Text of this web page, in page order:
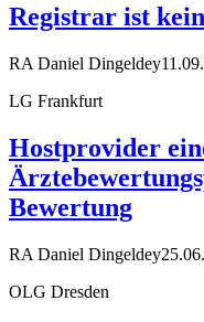
Registrar ist
RA Daniel Dingeldey
LG Frankfurt
Hostprovider
Bewertung
RA Daniel Dingeldey
OLG Dresden